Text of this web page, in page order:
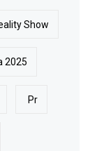
Show
2025
Pr